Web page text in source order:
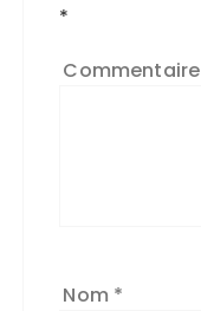
*
Commentaire
Nom *